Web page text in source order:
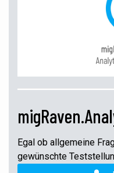
Egal ob allgemeine
gewünschte